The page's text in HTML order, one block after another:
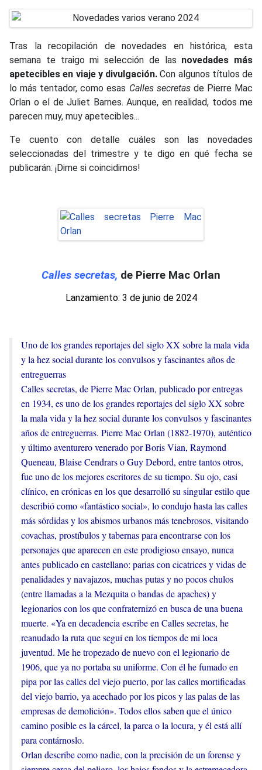
Tras la recopilación de novedades en histórica, esta
semana te traigo mi selección de las novedades más
apetecibles en viaje y divulgación. Con algunos títulos de
lo más tentador, como esas Calles secretasde Pierre Mac
Orlan o el de Juliet Barnes. Aunque, en realidad, todos me
parecen muy, muy apetecibles...
Te cuento con detalle cuáles son las novedades
seleccionadas del trimestre y te digo en qué fecha se
publicarán. ¡Dime si coincidimos!
Calles secretas, de Pierre Mac Orlan
Lanzamiento: 3 de junio de 2024
Uno de los grandes reportajes del siglo XX sobre la mala vida
y la hez social durante los convulsos y fascinantes años de
entreguerras
Calles secretas, de Pierre Mac Orlan, publicado por entregas
en 1934, es uno de los grandes reportajes del siglo XX sobre
la mala vida y la hez social durante los convulsos y fascinantes
años de entreguerras. Pierre Mac Orlan (1882-1970), auténtico
y último aventurero venerado por Boris Vian, Raymond
Queneau, Blaise Cendrars o Guy Debord, entre tantos otros,
fue uno de los mejores escritores de su tiempo. Su ojo, casi
clínico, en crónicas en los que desarrolló su singular estilo que
describió como «fantástico social», lo condujo hasta las calles
más sórdidas y los abismos urbanos más tenebrosos, visitando
covachas, prostíbulos y tabernas para encontrarse con los
personajes que aparecen en este prodigioso ensayo, nunca
antes publicado en castellano: parias con cicatrices y vidas de
penalidades y navajazos, muchas putas y no pocos chulos
(entre llamadas a la Mezquita o bandas de apaches) y
legionarios con los que confraternizó en busca de una buena
muerte. «Ya en decadencia escribe en Calles secretas, he
reanudado la ruta que seguí en los tiempos de mi loca
juventud. Me he tropezado de nuevo con el legionario de
1906, que ya no portaba su uniforme. Con él he fumado en
pipa por las calles del viejo puerto, por las calles mortificadas
del viejo barrio, ya acechado por los picos y las palas de las
empresas de demolición». Todos ellos saben que el único
camino posible es la cárcel, la parca o la locura, y él está allí
para contárnoslo.
Orlan describe como nadie, con la precisión de un forense y